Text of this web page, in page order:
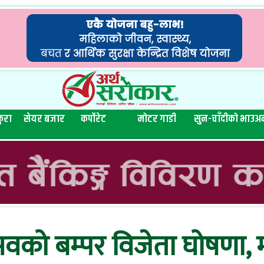
सेयर बजार कर्पोरेट मोटर गाडी सुन-चाँदीको भाउ
बम्पर विजेता घोषणा,